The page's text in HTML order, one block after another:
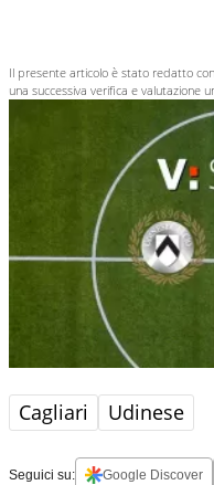
Il presente articolo è stato redatto
una successiva verifica e valutazione
Cagliari Udinese
Seguici su: Google Discover